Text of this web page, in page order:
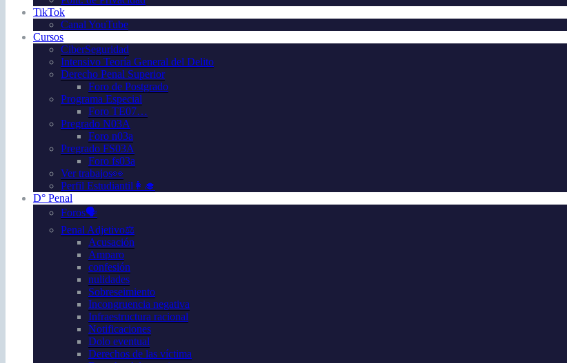
TikTok
Canal YouTube
Cursos
CiberSeguridad
Intensivo Teoría General del Delito
Derecho Penal Superior
Foro de Postgrado
Programa Especial
Foro TE07…
Pregrado N03A
Foro n03a
Pregrado FS03A
Foro fs03a
Ver trabajos👀
Perfil Estudiantil👩‍🎓
D° Penal
Foros🗣️
Penal Adjetivo⚖️
Acusación
Amparo
confesión
nulidades
Sobreseimiento
Incongruencia negativa
Infraestructura racional
Notificaciones
Dolo eventual
Derechos de las víctima